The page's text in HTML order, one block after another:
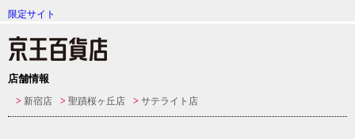
限定サイト
店舗情報
新宿店 聖蹟桜ヶ丘店 サテライト店